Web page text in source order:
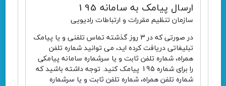
ارسال پیامک به سامانه 195
سازمان تنظیم مقررات و ارتباطات رادیویی
در صورتی که در 3 روز گذشته تماس تلفنی و یا پیامک
تبلیغاتی دریافت کرده اید، می توانید شماره تلفن
همراه، شماره تلفن ثابت و یا سرشماره سامانه پیامکی
را برای شماره 195 پیامک کنید. توجه داشته باشید که
شماره تلفن همراه، شماره تلفن ثابت و یا سرشماره